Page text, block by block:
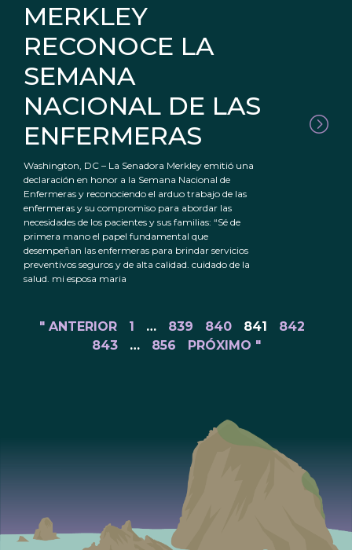
MERKLEY
RECONOCE LA
SEMANA
NACIONAL DE LAS
ENFERMERAS
Washington, DC – La Senadora Merkley emitió una
declaración en honor a la Semana Nacional de
Enfermeras y reconociendo el arduo trabajo de las
enfermeras y su compromiso para abordar las
necesidades de los pacientes y sus familias: “Sé de
primera mano el papel fundamental que
desempeñan las enfermeras para brindar servicios
preventivos seguros y de alta calidad. cuidado de la
salud. mi esposa maria
" ANTERIOR 1 … 839 840 841
842
843
… 856 PRÓXIMO "